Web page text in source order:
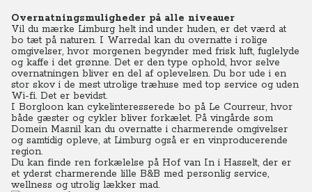
Overnatningsmuligheder på alle niveauer
Vil du mærke Limburg helt ind under huden, er det værd at
bo tæt på naturen. I Warredal kan du overnatte i rolige
omgivelser, hvor morgenen begynder med frisk luft, fuglelyde
og kaffe i det grønne. Det er den type ophold, hvor selve
overnatningen bliver en del af oplevelsen. Du bor ude i en
stor skov i de mest utrolige træhuse med top service og uden
Wi-fi. Det er bevidst.
I Borgloon kan cykelinteresserede bo på Le Courreur, hvor
både gæster og cykler bliver forkælet. På vingårde som
Domein Masnil kan du overnatte i charmerende omgivelser
og samtidig opleve, at Limburg også er en vinproducerende
region.
Du kan finde ren forkælelse på Hof van In i Hasselt, der er
et yderst charmerende lille B&B med personlig service,
wellness og utrolig lækker mad.